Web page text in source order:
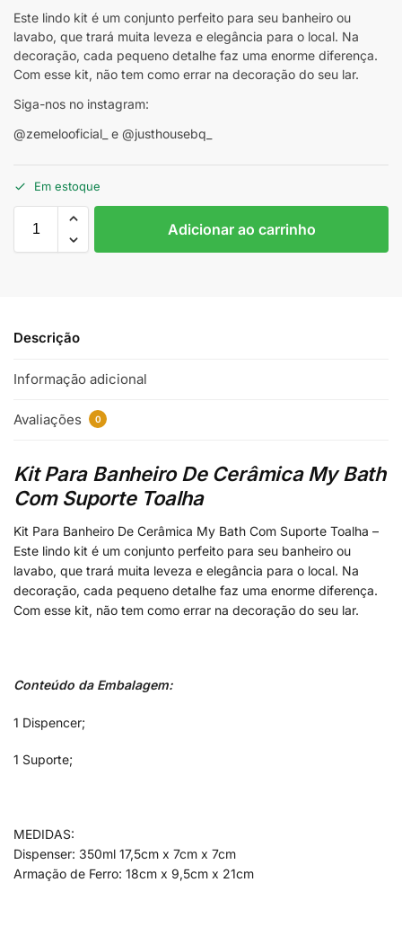
Este lindo kit é um conjunto perfeito para seu banheiro ou
lavabo, que trará muita leveza e elegância para o local. Na
decoração, cada pequeno detalhe faz uma enorme diferença.
Com esse kit, não tem como errar na decoração do seu lar.
Siga-nos no instagram:
@zemelooficial_ e @justhousebq_
Em estoque
Adicionar ao carrinho
Descrição
Informação adicional
Avaliações 0
Kit Para Banheiro De Cerâmica My Bath
Com Suporte Toalha
Kit Para Banheiro De Cerâmica My Bath Com Suporte Toalha –
Este lindo kit é um conjunto perfeito para seu banheiro ou
lavabo, que trará muita leveza e elegância para o local. Na
decoração, cada pequeno detalhe faz uma enorme diferença.
Com esse kit, não tem como errar na decoração do seu lar.
Conteúdo da Embalagem:
1 Dispencer;
1 Suporte;
MEDIDAS:
Dispenser: 350ml 17,5cm x 7cm x 7cm
Armação de Ferro: 18cm x 9,5cm x 21cm